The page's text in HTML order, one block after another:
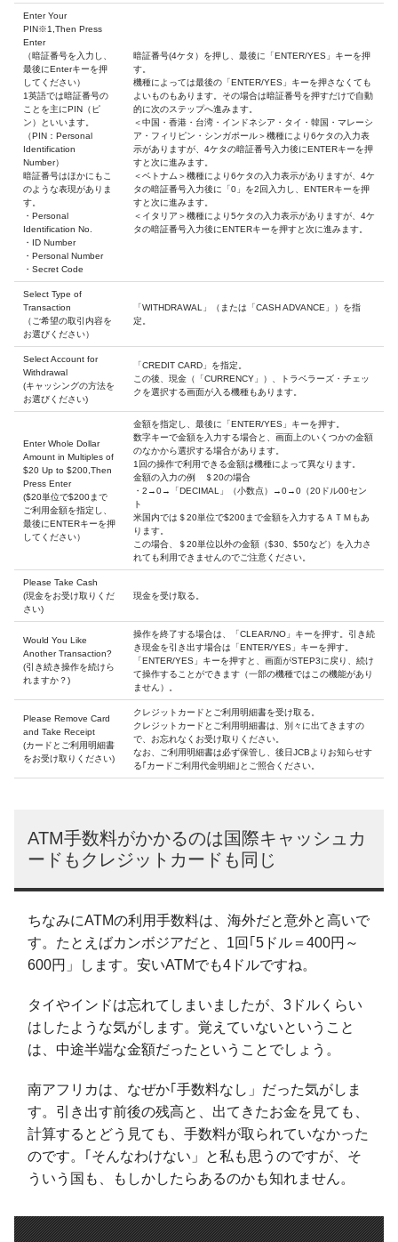
Enter Your
PIN※1 ,Then Press
Enter
（暗証番号を入力し、
最後にEnterキーを押
してください）
1英語では暗証番号の
ことを主にPIN（ピ
ン）といいます。
（PIN：Personal
Identification
Number）
暗証番号はほかにもこ
のような表現がありま
す。
・Personal
Identification No.
・ID Number
・Personal Number
・Secret Code
暗証番号(4ケタ）を押し、最後に「ENTER/YES」キーを押
す。
機種によっては最後の「ENTER/YES」キーを押さなくても
よいものもあります。その場合は暗証番号を押すだけで自動
的に次のステップへ進みます。
＜中国・香港・台湾・インドネシア・タイ・韓国・マレーシ
ア・フィリピン・シンガポール＞機種により6ケタの入力表
示がありますが、4ケタの暗証番号入力後にENTERキーを押
すと次に進みます。
＜ベトナム＞機種により6ケタの入力表示がありますが、4ケ
タの暗証番号入力後に「0」を2回入力し、ENTERキーを押
すと次に進みます。
＜イタリア＞機種により5ケタの入力表示がありますが、4ケ
タの暗証番号入力後にENTERキーを押すと次に進みます。
Select Type of
Transaction
（ご希望の取引内容を
お選びください）
「WITHDRAWAL」（または「CASH ADVANCE」）を指
定。
Select Account for
Withdrawal
(キャッシングの方法を
お選びください)
「CREDIT CARD」を指定。
この後、現金（「CURRENCY」）、トラベラーズ・チェッ
クを選択する画面が入る機種もあります。
Enter Whole Dollar
Amount in Multiples of
$20 Up to $200,Then
Press Enter
($20単位で$200まで
ご利用金額を指定し、
最後にENTERキーを押
してください）
金額を指定し、最後に「ENTER/YES」キーを押す。
数字キーで金額を入力する場合と、画面上のいくつかの金額
のなかから選択する場合があります。
1回の操作で利用できる金額は機種によって異なります。
金額の入力の例 ＄20の場合
・2→0→「DECIMAL」（小数点）→0→0（20ドル00セン
ト
米国内では＄20単位で$200まで金額を入力するＡＴＭもあ
ります。
この場合、＄20単位以外の金額（$30、$50など）を入力さ
れても利用できませんのでご注意ください。
Please Take Cash
(現金をお受け取りくだ
さい)
現金を受け取る。
Would You Like
Another Transaction?
(引き続き操作を続けら
れますか？)
操作を終了する場合は、「CLEAR/NO」キーを押す。引き続
き現金を引き出す場合は「ENTER/YES」キーを押す。
「ENTER/YES」キーを押すと、画面がSTEP3に戻り、続け
て操作することができます（一部の機種ではこの機能があり
ません）。
Please Remove Card
and Take Receipt
(カードとご利用明細書
をお受け取りください)
クレジットカードとご利用明細書を受け取る。
クレジットカードとご利用明細書は、別々に出てきますの
で、お忘れなくお受け取りください。
なお、ご利用明細書は必ず保管し、後日JCBよりお知らせす
る｢カードご利用代金明細｣とご照合ください。
ATM手数料がかかるのは国際キャッシュカ
ードもクレジットカードも同じ
ちなみにATMの利用手数料は、海外だと意外と高いで
す。たとえばカンボジアだと、1回｢5ドル＝400円～
600円」します。安いATMでも4ドルですね。
タイやインドは忘れてしまいましたが、3ドルくらい
はしたような気がします。覚えていないということ
は、中途半端な金額だったということでしょう。
南アフリカは、なぜか｢手数料なし」だった気がしま
す。引き出す前後の残高と、出てきたお金を見ても、
計算するとどう見ても、手数料が取られていなかった
のです。｢そんなわけない」と私も思うのですが、そ
ういう国も、もしかしたらあるのかも知れません。